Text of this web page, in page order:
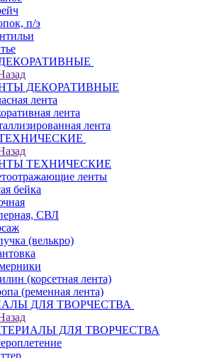
п/э
ДЕКОРАТИВНЫЕ
лента
лента
лента
ТЕХНИЧЕСКИЕ
ленты
бейка
СВЛ
(велькро)
(корсетная лента)
(ременная лента)
ДЛЯ ТВОРЧЕСТВА
ДЛЯ ТВОРЧЕСТВА